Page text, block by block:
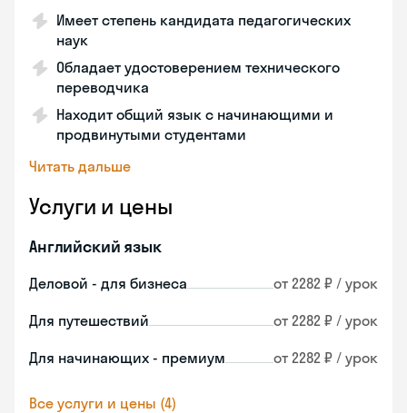
Имеет степень кандидата педагогических
наук
Обладает удостоверением технического
переводчика
Находит общий язык с начинающими и
продвинутыми студентами
Читать дальше
Услуги и цены
Английский язык
Деловой - для бизнеса от 2282 ₽ / урок
Для путешествий от 2282 ₽ / урок
Для начинающих - премиум от 2282 ₽ / урок
Все услуги и цены (4)